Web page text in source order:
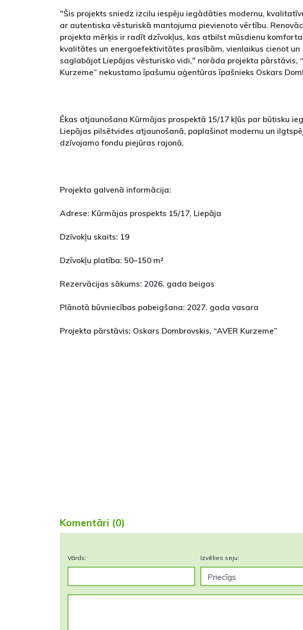
"Šis projekts sniedz izcilu iespēju iegādāties modernu,
ar autentiska vēsturiskā mantojuma pievienoto vērtību.
projekta mērķis ir radīt dzīvokļus, kas atbilst mūsdienu
kvalitātes un energoefektivitātes prasībām, vienlaikus cienot un
saglabājot Liepājas vēsturisko vidi," norāda projekta pārstāvis,
Kurzeme” nekustamo īpašumu aģentūras īpašnieks Oskars
Ēkas atjaunošana Kūrmājas prospektā 15/17 kļūs par būtisku
Liepājas pilsētvides atjaunošanā, paplašinot modernu un
dzīvojamo fondu piejūras rajonā.
Projekta galvenā informācija:
Adrese: Kūrmājas prospekts 15/17, Liepāja
Dzīvokļu skaits: 19
Dzīvokļu platība: 50–150 m²
Rezervācijas sākums: 2026. gada beigas
Plānotā būvniecības pabeigšana: 2027. gada vasara
Projekta pārstāvis: Oskars Dombrovskis, “AVER Kurzeme”
Komentāri (0)
Vārds: Izvēlies seju: